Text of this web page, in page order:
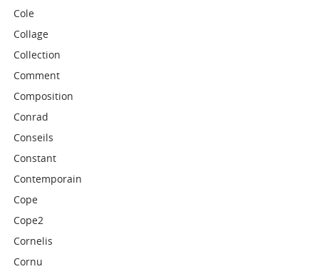
Cole
Collage
Collection
Comment
Composition
Conrad
Conseils
Constant
Contemporain
Cope
Cope2
Cornelis
Cornu